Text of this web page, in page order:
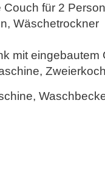
für 2
Wäschetrockner
mit eingebautem